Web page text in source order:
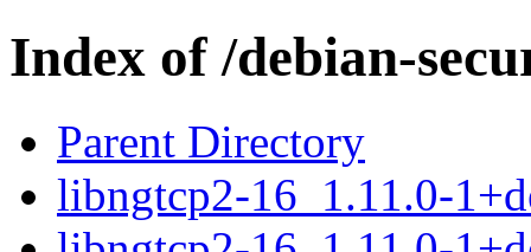
Index of /debian-
Parent Directory
libngtcp2-16_1.11.0-